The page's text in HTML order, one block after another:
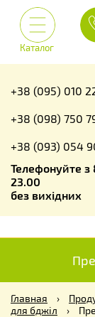
Каталог
+38 (095) 010
+38 (098) 750
+38 (093) 054
Телефонуйте з
23.00
без вихідних
Главная ›
для бджіл
›